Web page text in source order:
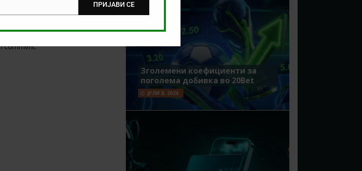
comment.
Зголемени коефициенти за
поголема добивка во 20Bet
ЈУЛИ 8, 2026
ПРИЈАВИ СЕ